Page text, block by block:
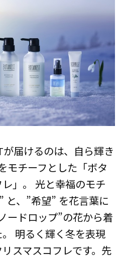
届けるのは、自ら輝き
モチーフとした「ボタ
」。 光と幸福のモチ
と、”希望” を花言葉に
ードロップ”の花から着
明るく輝く冬を表現
スマスコフレです。先